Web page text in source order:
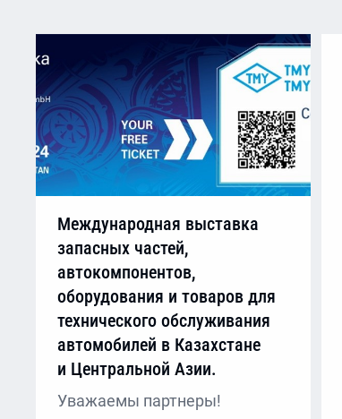
Международная выставка
запасных частей,
автокомпонентов,
оборудования и товаров для
технического обслуживания
автомобилей в Казахстане
и Центральной Азии.
Уважаемы партнеры!